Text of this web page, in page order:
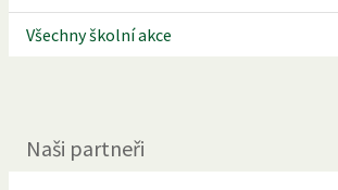
Všechny školní akce
Naši partneři